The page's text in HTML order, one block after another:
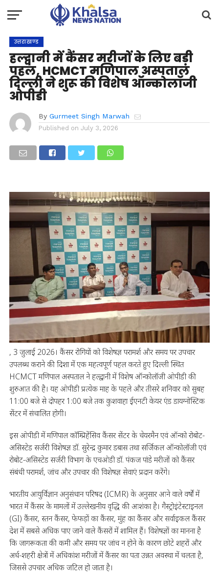
उत्तराखण्ड
हल्द्वानी में कैंसर मरीजों के लिए बड़ी
पहल, HCMCT मणिपाल अस्पताल
दिल्ली ने शुरू की विशेष ऑन्कोलॉजी
ओपीडी
By Gurmeet Singh Marwah
Published on July 3, 2026
, 3 जुलाई 2026। कैंसर रोगियों को विशेषज्ञ परामर्श और समय पर उपचार
उपलब्ध कराने की दिशा में एक महत्वपूर्ण पहल करते हुए दिल्ली स्थित
HCMCT मणिपाल अस्पताल ने हल्द्वानी में विशेष ऑन्कोलॉजी ओपीडी की
शुरुआत की है। यह ओपीडी प्रत्येक माह के पहले और तीसरे शनिवार को सुबह
11:00 बजे से दोपहर 1:00 बजे तक कुशवाहा ईएनटी केयर एंड डायग्नोस्टिक
सेंटर में संचालित होगी।
इस ओपीडी में मणिपाल कॉम्प्रिहेंसिव कैंसर सेंटर के चेयरमैन एवं ऑन्को रोबोट-
असिस्टेड सर्जरी विशेषज्ञ डॉ. सुरेन्द्र कुमार डबास तथा सर्जिकल ऑन्कोलॉजी एवं
रोबोट-असिस्टेड सर्जरी विभाग के एचओडी डॉ. पंकज पांडे मरीजों को कैंसर
संबंधी परामर्श, जांच और उपचार की विशेषज्ञ सेवाएं प्रदान करेंगे।
भारतीय आयुर्विज्ञान अनुसंधान परिषद (ICMR) के अनुसार आने वाले वर्षों में
भारत में कैंसर के मामलों में उल्लेखनीय वृद्धि की आशंका है। गैस्ट्रोइंटेस्टाइनल
(GI) कैंसर, स्तन कैंसर, फेफड़ों का कैंसर, मुंह का कैंसर और सर्वाइकल कैंसर
देश में सबसे अधिक पाए जाने वाले कैंसरों में शामिल हैं। विशेषज्ञों का मानना है
कि जागरूकता की कमी और समय पर जांच न होने के कारण छोटे शहरों और
अर्ध-शहरी क्षेत्रों में अधिकांश मरीजों में कैंसर का पता उन्नत अवस्था में चलता है,
जिससे उपचार अधिक जटिल हो जाता है।